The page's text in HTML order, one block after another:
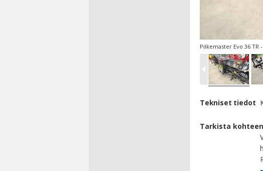
Pilkemaster Evo 36 TR
Tekniset tiedot
Tarkista